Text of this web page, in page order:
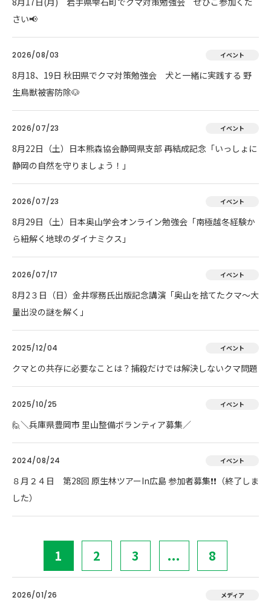
さい📢
2026/08/03 イベント
8月18、19日 秋田県でクマ対策勉強会 犬と一緒に実践する 野
生鳥獣被害防除🐶
2026/07/23 イベント
8月22日（土）日本熊森協会静岡県支部 再結成記念「いっしょに
静岡の自然を守りましょう！」
2026/07/23 イベント
8月29日（土）日本奥山学会オンライン勉強会「南極越冬経験か
ら紐解く地球のダイナミクス」
2026/07/17 イベント
8月2３日（日）金井塚務氏出版記念講演「奥山を捨てたクマ～大
量出没の謎を解く」
2025/12/04 イベント
クマとの共存に必要なことは？捕殺だけでは解決しないクマ問題
2025/10/25 イベント
🙋＼兵庫県豊岡市 里山整備ボランティア募集／
2024/08/24 イベント
８月２４日 第28回 原生林ツアーIn広島 参加者募集❗❗（終了しま
した）
1 2 3 ... 8
2026/01/26 メディア